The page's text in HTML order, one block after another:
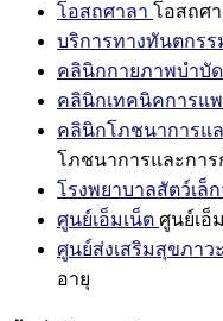
โอสถศาลา โอสถศ
บริการทางทันตกรร
คลินิกกายภาพบำบัด
คลินิกเทคนิคการแ
คลินิกโภชนาการแ
โภชนาการและกา
โรงพยาบาลสัตว์เล็
ศูนย์เอ็มเน็ต ศูนย์เอ็
ศูนย์ส่งเสริมสุขภาว
อายุ